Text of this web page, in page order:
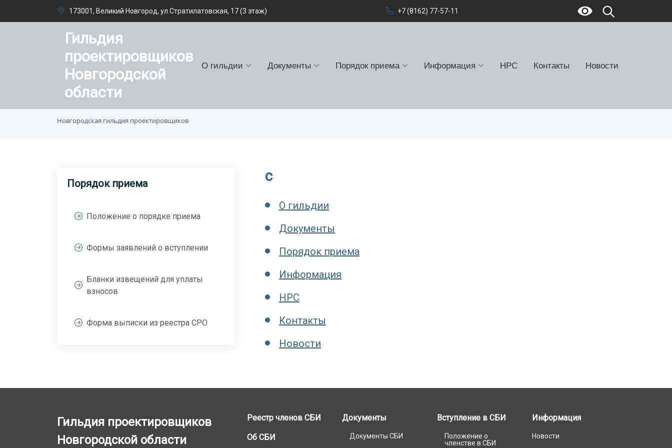
173001, Великий Новгород, ул.Стратилатовская, 17 (3 этаж) +7 (8162) 77-57-11
Гильдия
проектировщиков
Новгородской
области
О гильдии Документы Порядок приема Информация НРС Контакты Новости
Новгородская гильдия проектировщиков
Порядок приема
Положение о порядке приема
Формы заявлений о вступлении
Бланки извещений для уплаты
взносов
Форма выписки из реестра СРО
c
О гильдии
Документы
Порядок приема
Информация
НРС
Контакты
Новости
Гильдия проектировщиков
Новгородской области
Реестр членов СБИ
Об СБИ
Документы
Документы СБИ
Вступление в СБИ
Положение о
членстве в СБИ
Информация
Новости